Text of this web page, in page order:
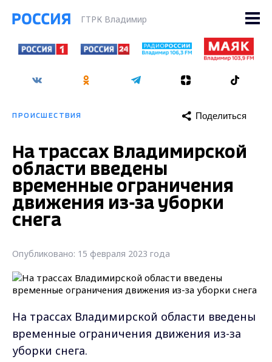
ГТРК Владимир
ПРОИСШЕСТВИЯ Поделиться
На трассах Владимирской
области введены
временные ограничения
движения из-за уборки
снега
Опубликовано: 15 февраля 2023 года
На трассах Владимирской области введены
временные ограничения движения из-за
уборки снега.